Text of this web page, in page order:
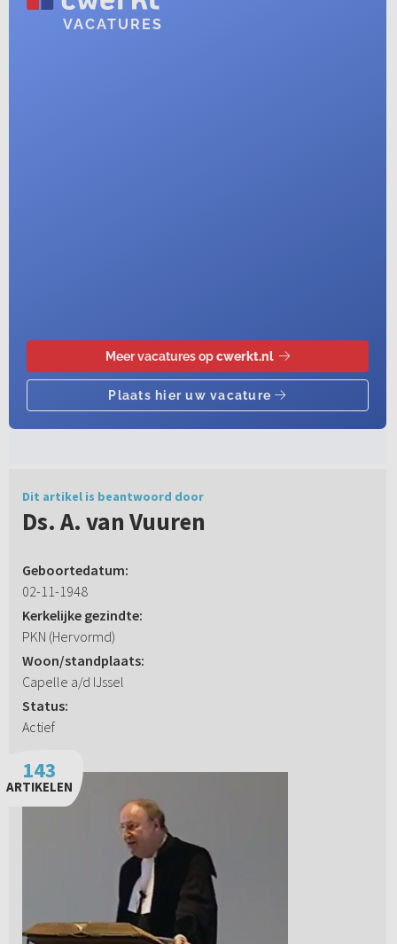
Dit artikel is beantwoord door
Ds. A. van Vuuren
Geboortedatum:
02-11-1948
Kerkelijke gezindte:
PKN (Hervormd)
Woon/standplaats:
Capelle a/d IJssel
Status:
Actief
143
ARTIKELEN